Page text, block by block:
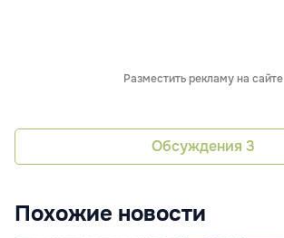
Разместить рекламу на сайте
Обсуждения 3
Похожие новости